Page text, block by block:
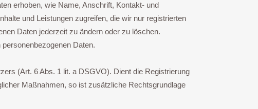
erhoben, wie Name, Anschrift, Kontakt- und
und Leistungen zugreifen, die wir nur registrierten
Daten jederzeit zu ändern oder zu löschen.
Daten.
(Art. 6 Abs. 1 lit. a DSGVO). Dient die Registrierung
Maßnahmen, so ist zusätzliche Rechtsgrundlage